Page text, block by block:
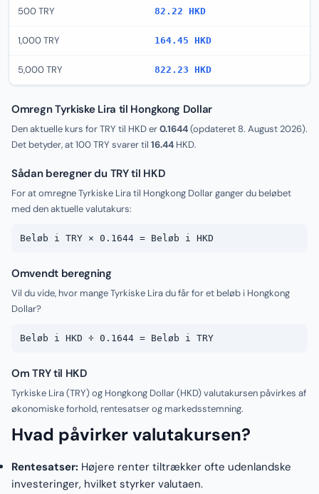
500 TRY 82.22 HKD
1,000 TRY 164.45 HKD
5,000 TRY 822.23 HKD
Omregn Tyrkiske Lira til Hongkong Dollar
Den aktuelle kurs for TRY til HKD er0.1644(opdateret 8. August 2026).
Det betyder, at 100 TRY svarer til 16.44 HKD.
Sådan beregner du TRY til HKD
For at omregne Tyrkiske Lira til Hongkong Dollar ganger du beløbet
med den aktuelle valutakurs:
Beløb i TRY × 0.1644 = Beløb i HKD
Omvendt beregning
Vil du vide, hvor mange Tyrkiske Lira du får for et beløb i Hongkong
Dollar?
Beløb i HKD ÷ 0.1644 = Beløb i TRY
Om TRY til HKD
Tyrkiske Lira (TRY) og Hongkong Dollar (HKD) valutakursen påvirkes af
økonomiske forhold, rentesatser og markedsstemning.
Hvad påvirker valutakursen?
Rentesatser: Højere renter tiltrækker ofte udenlandske
investeringer, hvilket styrker valutaen.